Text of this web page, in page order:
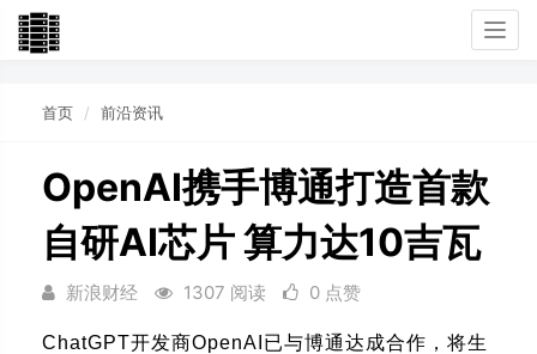
首页 前沿资讯
OpenAI携手博通打造首款
自研AI芯片 算力达10吉瓦
新浪财经 1307 阅读 0 点赞
ChatGPT开发商OpenAI已与博通达成合作，将生